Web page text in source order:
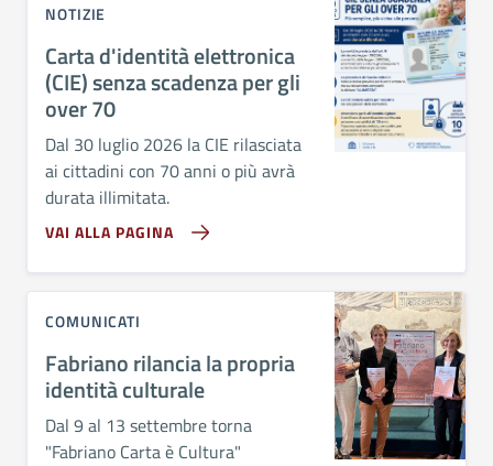
NOTIZIE
Carta d'identità elettronica
(CIE) senza scadenza per gli
over 70
Dal 30 luglio 2026 la CIE rilasciata
ai cittadini con 70 anni o più avrà
durata illimitata.
VAI ALLA PAGINA
COMUNICATI
Fabriano rilancia la propria
identità culturale
Dal 9 al 13 settembre torna
"Fabriano Carta è Cultura"